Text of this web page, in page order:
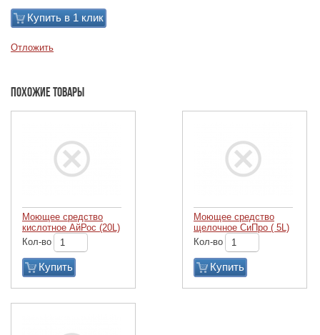
Купить в 1 клик
Отложить
Похожие товары
Моющее средство
кислотное АйРос (20L)
Кол-во
Купить
Моющее средство
щелочное СиПро ( 5L)
Кол-во
Купить